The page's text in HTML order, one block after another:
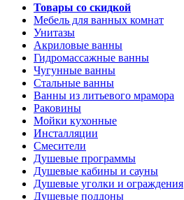
Товары со скидкой
Мебель для ванных комнат
Унитазы
Акриловые ванны
Гидромассажные ванны
Чугунные ванны
Стальные ванны
Ванны из литьевого мрамора
Раковины
Мойки кухонные
Инсталляции
Смесители
Душевые программы
Душевые кабины и сауны
Душевые уголки и ограждения
Душевые поддоны